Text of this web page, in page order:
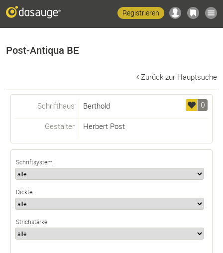
Registrieren
Post-Antiqua BE
Zurück zur Hauptsuche
0
Schrifthaus Berthold
Gestalter Herbert Post
Schriftsystem
Dickte
Strichstärke